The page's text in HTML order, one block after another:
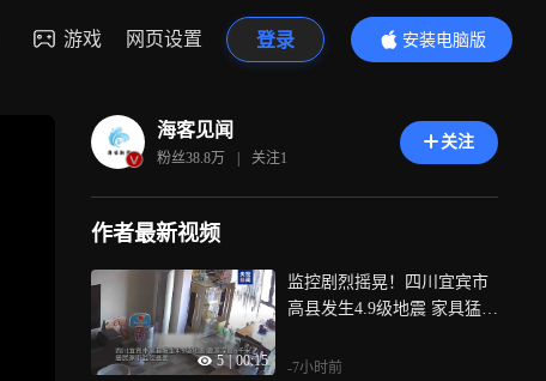
游戏 网页设置 登录
安装电脑版
内容更精彩
海客见闻
粉丝38.8万 | 关注1
关注
作者最新视频
5 | 00:15
监控剧烈摇晃！四川宜宾市
高县发生4.9级地震 家具猛晃
-7小时前